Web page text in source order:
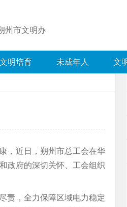
州市文明办
文明培育 未成年人 文
，近日，朔州市总工会在华
政府的深切关怀、工会组织
责，全力保障区域电力稳定